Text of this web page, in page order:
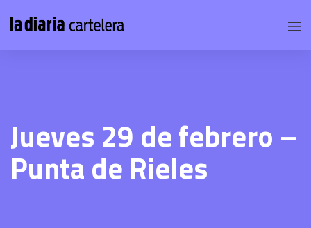
Jueves 29 de febrero –
Punta de Rieles